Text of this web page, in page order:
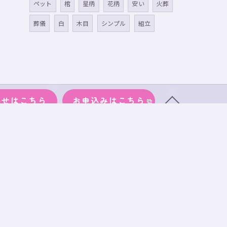
ペット 棺 星柄 花柄 安い 火葬
葬儀 白 木目 シンプル 組立
はこちら お申込みはこちら